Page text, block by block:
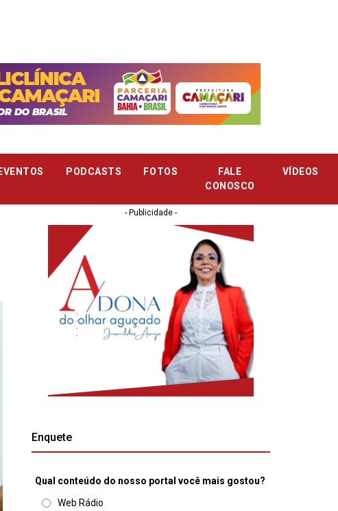
EVENTOS PODCASTS FOTOS
FALE
CONOSCO
VÍDEOS
- Publicidade -
Enquete
Qual conteúdo do nosso portal você mais gostou?
Web Rádio